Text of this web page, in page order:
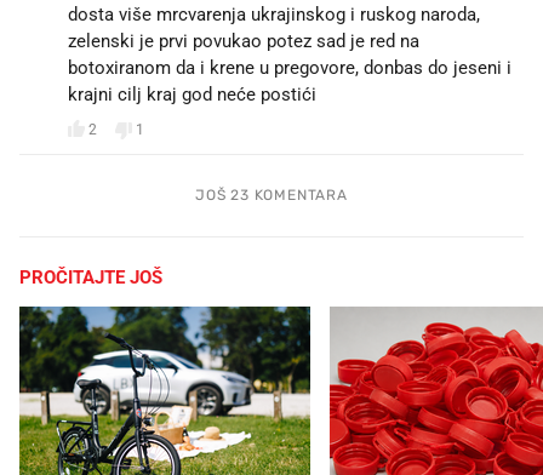
dosta više mrcvarenja ukrajinskog i ruskog naroda,
zelenski je prvi povukao potez sad je red na
botoxiranom da i krene u pregovore, donbas do jeseni i
krajni cilj kraj god neće postići
2 1
JOŠ 23 KOMENTARA
PROČITAJTE JOŠ